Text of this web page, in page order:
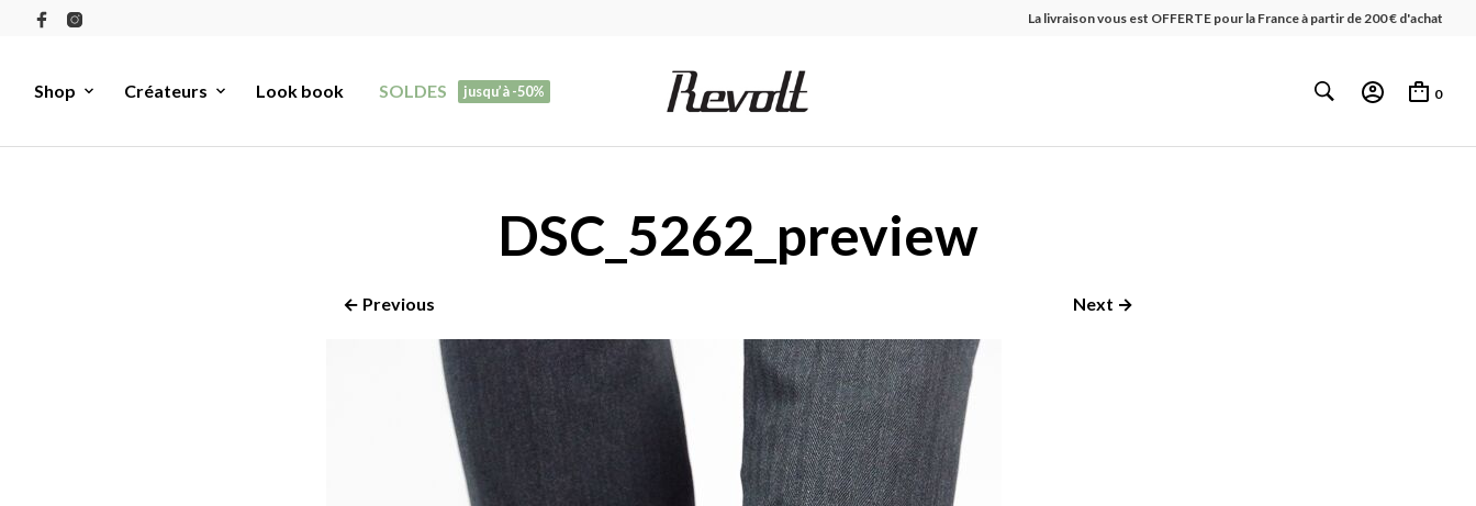
La livraison vous est OFFERTE pour la France à partir de 200 € d'achat
Shop Créateurs Look book SOLDES jusqu’à -50% 0
DSC_5262_preview
← Previous Next →